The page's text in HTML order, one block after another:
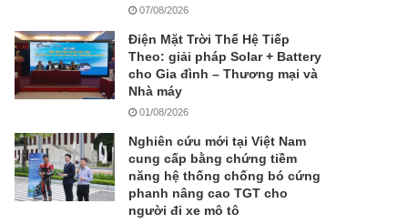
07/08/2026
Điện Mặt Trời Thế Hệ Tiếp
Theo: giải pháp Solar + Battery
cho Gia đình – Thương mại và
Nhà máy
01/08/2026
Nghiên cứu mới tại Việt Nam
cung cấp bằng chứng tiềm
năng hệ thống chống bó cứng
phanh nâng cao TGT cho
người đi xe mô tô